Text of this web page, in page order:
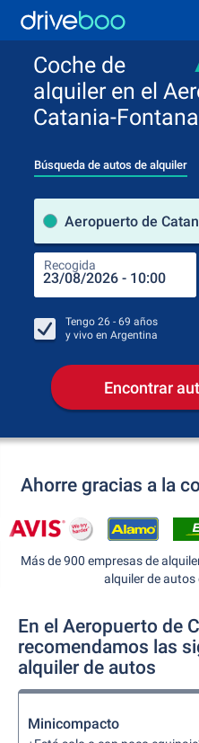
Coche de
alquiler en el
Catania-
Búsqueda de autos de alquiler
Recogida
Tengo 26 - 69 años
y vivo en Argentina
Encontrar
Ahorre gracias a la
Más de 900 empresas de
alquiler de autos
En el Aeropuerto de
recomendamos las
alquiler de autos
Minicompacto